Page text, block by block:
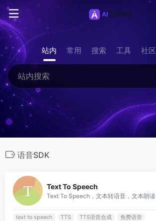
站内 常用 搜索 工具 社区
语音SDK
Text To Speech
text to speech TTS TTS语音合成 免费语音